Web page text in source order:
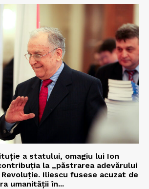
a statului, omagiu lui Ion
la „păstrarea adevărului
Iliescu fusese acuzat de
umanității în...